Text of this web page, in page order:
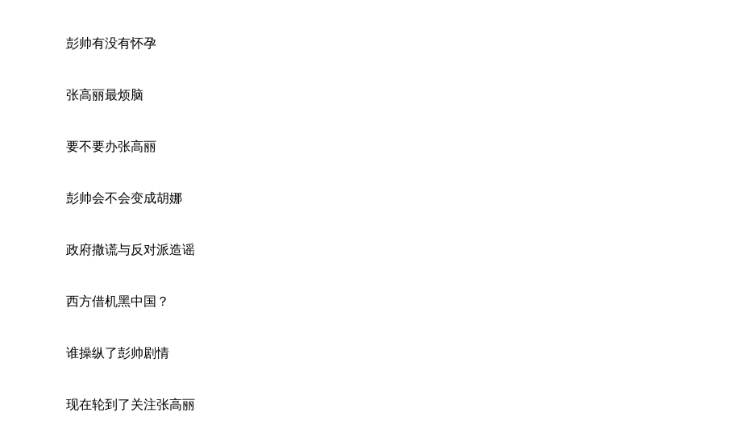
彭帅有没有怀孕
张高丽最烦脑
要不要办张高丽
彭帅会不会变成胡娜
政府撒谎与反对派造谣
西方借机黑中国？
谁操纵了彭帅剧情
现在轮到了关注张高丽